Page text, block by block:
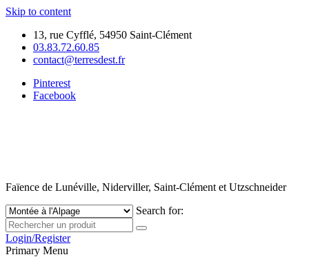
Skip to content
13, rue Cyfflé, 54950 Saint-Clément
03.83.72.60.85
contact@terresdest.fr
Pinterest
Facebook
Faïence de Lunéville, Niderviller, Saint-Clément et Utzschneider
Search for:
Login/Register
Primary Menu